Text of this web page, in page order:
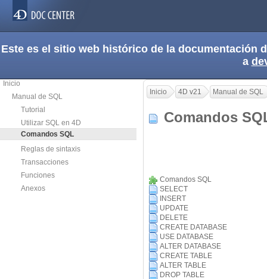
Este es el sitio web histórico de la documentación
a
Inicio
Manual de SQL
Tutorial
Utilizar SQL en 4D
Comandos SQL
Reglas de sintaxis
Transacciones
Funciones
Anexos
Inicio 4D v21 Manual de SQL
Comandos
Comandos SQL
SELECT
INSERT
UPDATE
DELETE
CREATE DATABASE
USE DATABASE
ALTER DATABASE
CREATE TABLE
ALTER TABLE
DROP TABLE